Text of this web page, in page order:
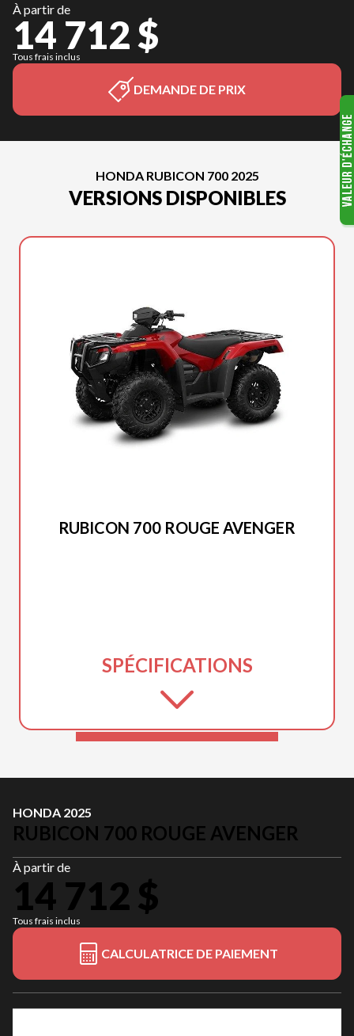
À partir de
14 712 $
Tous frais inclus
DEMANDE DE PRIX
HONDA RUBICON 700 2025
VERSIONS DISPONIBLES
RUBICON 700 ROUGE AVENGER
SPÉCIFICATIONS
HONDA 2025
RUBICON 700 ROUGE AVENGER
À partir de
14 712 $
Tous frais inclus
CALCULATRICE DE PAIEMENT